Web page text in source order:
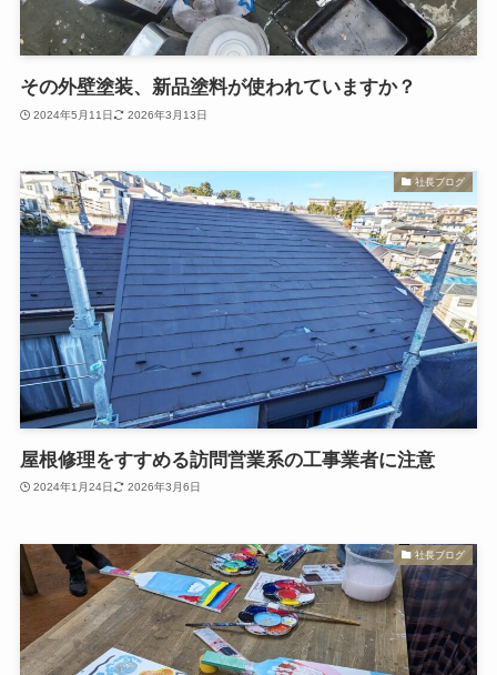
その外壁塗装、新品塗料が使われていますか？
2024年5月11日 2026年3月13日
社長ブログ
屋根修理をすすめる訪問営業系の工事業者に注意
2024年1月24日 2026年3月6日
社長ブログ